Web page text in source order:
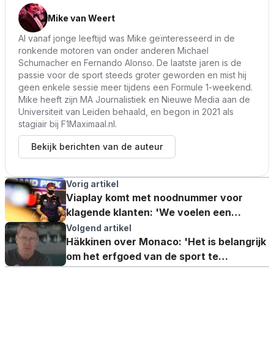
Mike van Weert
Al vanaf jonge leeftijd was Mike geïnteresseerd in de
ronkende motoren van onder anderen Michael
Schumacher en Fernando Alonso. De laatste jaren is de
passie voor de sport steeds groter geworden en mist hij
geen enkele sessie meer tijdens een Formule 1-weekend.
Mike heeft zijn MA Journalistiek en Nieuwe Media aan de
Universiteit van Leiden behaald, en begon in 2021 als
stagiair bij F1Maximaal.nl.
Bekijk berichten van de auteur
Vorig artikel
Viaplay komt met noodnummer voor
klagende klanten: 'We voelen een
enorme verantwoordelijkheid'
Volgend artikel
Häkkinen over Monaco: 'Het is belangrijk
om het erfgoed van de sport te
beschermen'